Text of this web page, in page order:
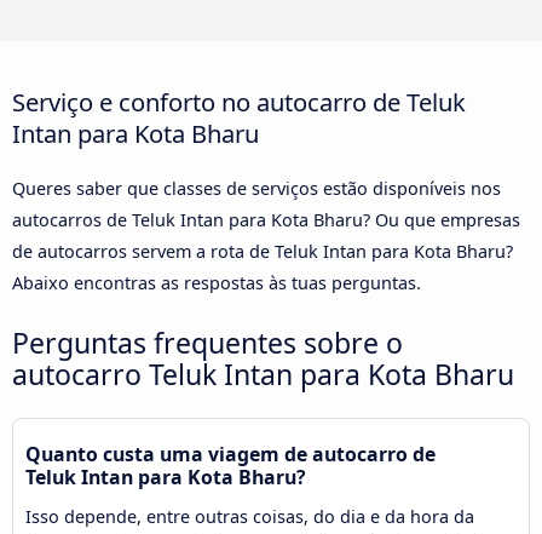
Serviço e conforto no autocarro de Teluk
Intan para Kota Bharu
Queres saber que classes de serviços estão disponíveis nos
autocarros de Teluk Intan para Kota Bharu? Ou que empresas
de autocarros servem a rota de Teluk Intan para Kota Bharu?
Abaixo encontras as respostas às tuas perguntas.
Perguntas frequentes sobre o
autocarro Teluk Intan para Kota Bharu
Quanto custa uma viagem de autocarro de
Teluk Intan para Kota Bharu?
Isso depende, entre outras coisas, do dia e da hora da